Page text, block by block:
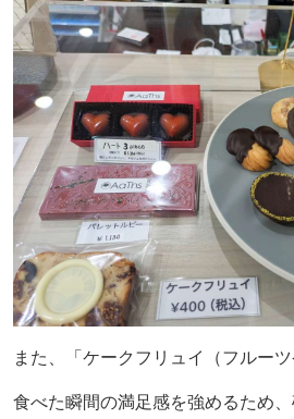
また、「ケークフリュイ（フルー
食べた瞬間の満足感を強めるため